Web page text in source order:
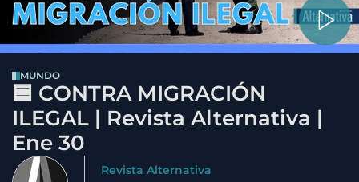
MUNDO
🟦 CONTRA MIGRACIÓN
ILEGAL | Revista Alternativa |
Ene 30
Revista Alternativa